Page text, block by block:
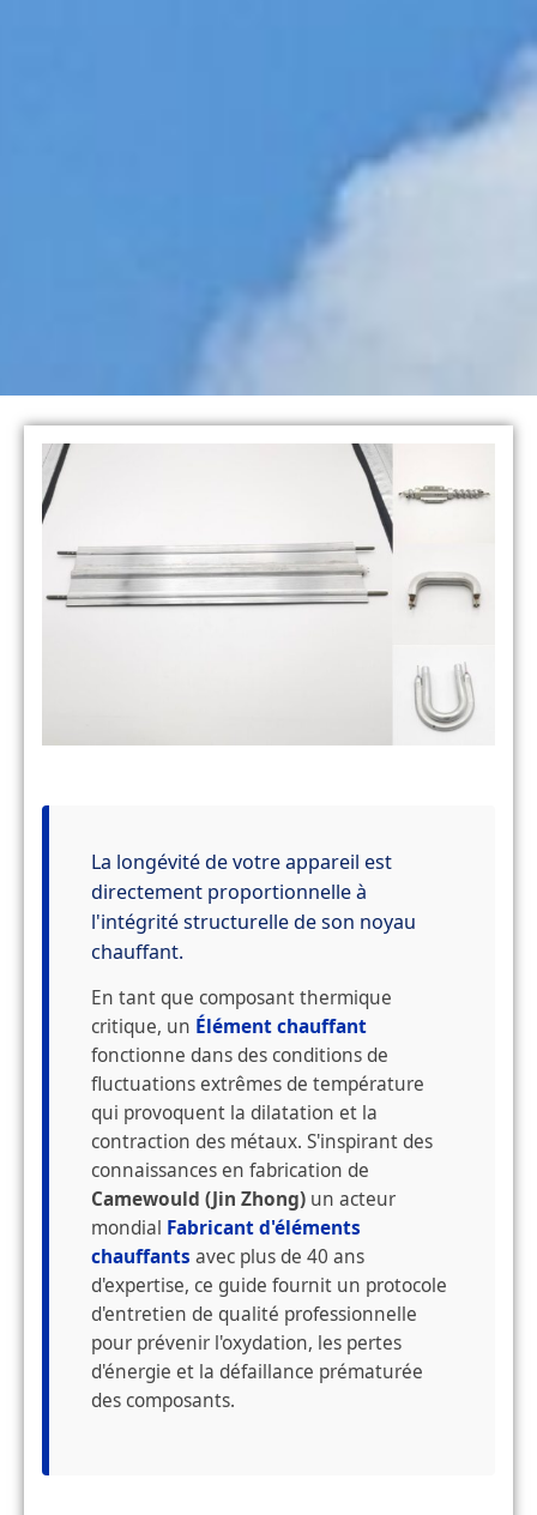
La longévité de votre appareil est
directement proportionnelle à
l'intégrité structurelle de son noyau
chauffant.
En tant que composant thermique
critique, un Élément chauffant
fonctionne dans des conditions de
fluctuations extrêmes de température
qui provoquent la dilatation et la
contraction des métaux. S'inspirant des
connaissances en fabrication de
Camewould (Jin Zhong) un acteur
mondial Fabricant d'éléments
chauffants avec plus de 40 ans
d'expertise, ce guide fournit un protocole
d'entretien de qualité professionnelle
pour prévenir l'oxydation, les pertes
d'énergie et la défaillance prématurée
des composants.